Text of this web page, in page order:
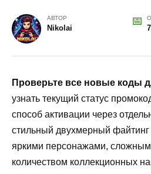
АВТОР
Nikolai
Проверьте все новые коды
узнать текущий статус
способ активации через
стильный двухмерный
яркими персонажами,
количеством коллекционных